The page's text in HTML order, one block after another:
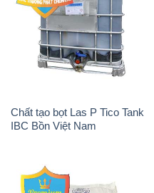
Chất tạo bọt Las P Tico Tank
IBC Bồn Việt Nam